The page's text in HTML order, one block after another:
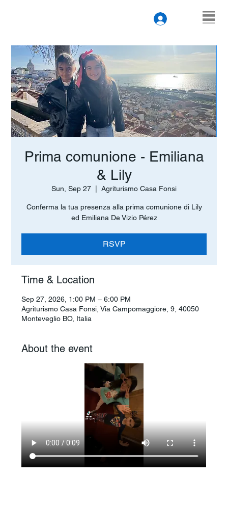
Prima comunione - Emiliana
& Lily
Sun, Sep 27 Agriturismo Casa Fonsi
Conferma la tua presenza alla prima comunione di Lily
ed Emiliana De Vizio Pérez
RSVP
Time & Location
Sep 27, 2026, 1:00 PM – 6:00 PM
Agriturismo Casa Fonsi, Via Campomaggiore, 9, 40050
Monteveglio BO, Italia
About the event